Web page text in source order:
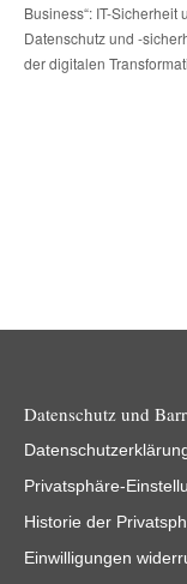
Business“: IT-Sicherheit
Datenschutz und -
der digitalen
Datenschutz und
Privatsphäre-
Historie der
Einwilligungen